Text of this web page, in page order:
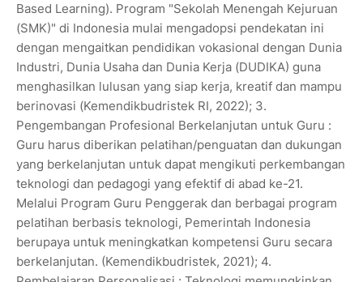
Based Learning). Program "Sekolah Menengah Kejuruan
(SMK)" di Indonesia mulai mengadopsi pendekatan ini
dengan mengaitkan pendidikan vokasional dengan Dunia
Industri, Dunia Usaha dan Dunia Kerja (DUDIKA) guna
menghasilkan lulusan yang siap kerja, kreatif dan mampu
berinovasi (Kemendikbudristek RI, 2022); 3.
Pengembangan Profesional Berkelanjutan untuk Guru :
Guru harus diberikan pelatihan/penguatan dan dukungan
yang berkelanjutan untuk dapat mengikuti perkembangan
teknologi dan pedagogi yang efektif di abad ke-21.
Melalui Program Guru Penggerak dan berbagai program
pelatihan berbasis teknologi, Pemerintah Indonesia
berupaya untuk meningkatkan kompetensi Guru secara
berkelanjutan. (Kemendikbudristek, 2021); 4.